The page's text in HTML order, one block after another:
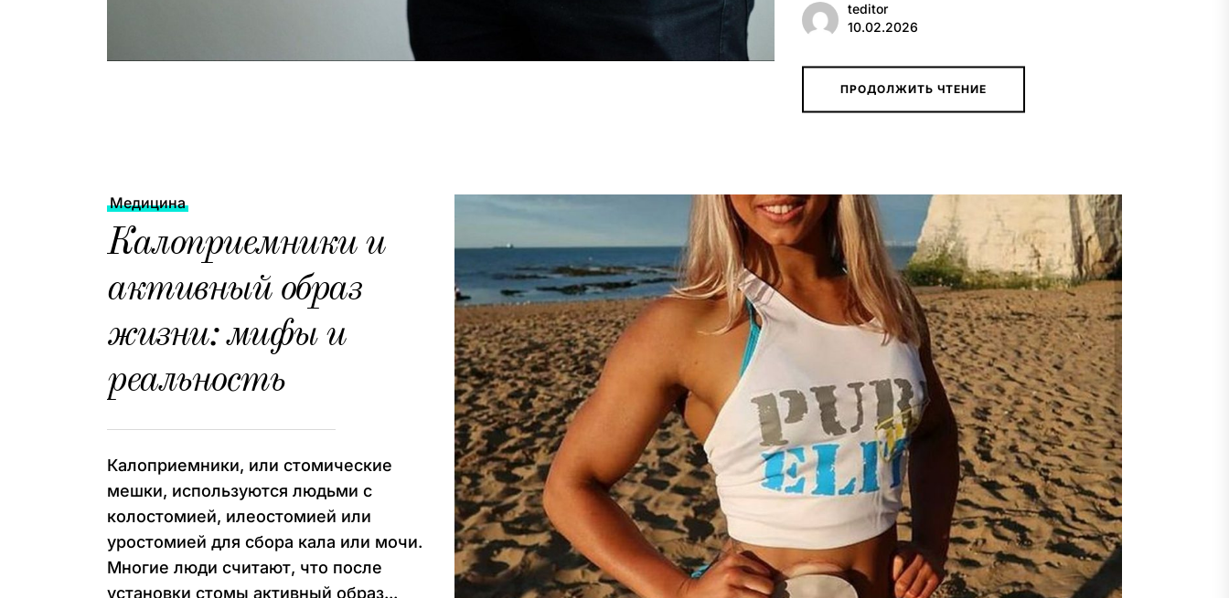
teditor
10.02.2026
ПРОДОЛЖИТЬ ЧТЕНИЕ
Медицина
Калоприемники и
активный образ
жизни: мифы и
реальность
Калоприемники, или стомические
мешки, используются людьми с
колостомией, илеостомией или
уростомией для сбора кала или мочи.
Многие люди считают, что после
установки стомы активный образ...